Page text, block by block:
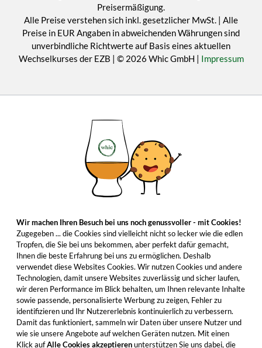
Preisermäßigung.
Alle Preise verstehen sich inkl. gesetzlicher MwSt. | Alle
Preise in EUR Angaben in abweichenden Währungen sind
unverbindliche Richtwerte auf Basis eines aktuellen
Wechselkurses der EZB | © 2026 Whic GmbH | Impressum
Wir machen Ihren Besuch bei uns noch genussvoller - mit Cookies!
Zugegeben ... die Cookies sind vielleicht nicht so lecker wie die edlen
Tropfen, die Sie bei uns bekommen, aber perfekt dafür gemacht,
Ihnen die beste Erfahrung bei uns zu ermöglichen. Deshalb
verwendet diese Websites Cookies. Wir nutzen Cookies und andere
Technologien, damit unsere Websites zuverlässig und sicher laufen,
wir deren Performance im Blick behalten, um Ihnen relevante Inhalte
sowie passende, personalisierte Werbung zu zeigen, Fehler zu
identifizieren und Ihr Nutzererlebnis kontinuierlich zu verbessern.
Damit das funktioniert, sammeln wir Daten über unsere Nutzer und
wie sie unsere Angebote auf welchen Geräten nutzen. Mit einen
Klick aufAlle Cookies akzeptierenunterstützen Sie uns dabei, die